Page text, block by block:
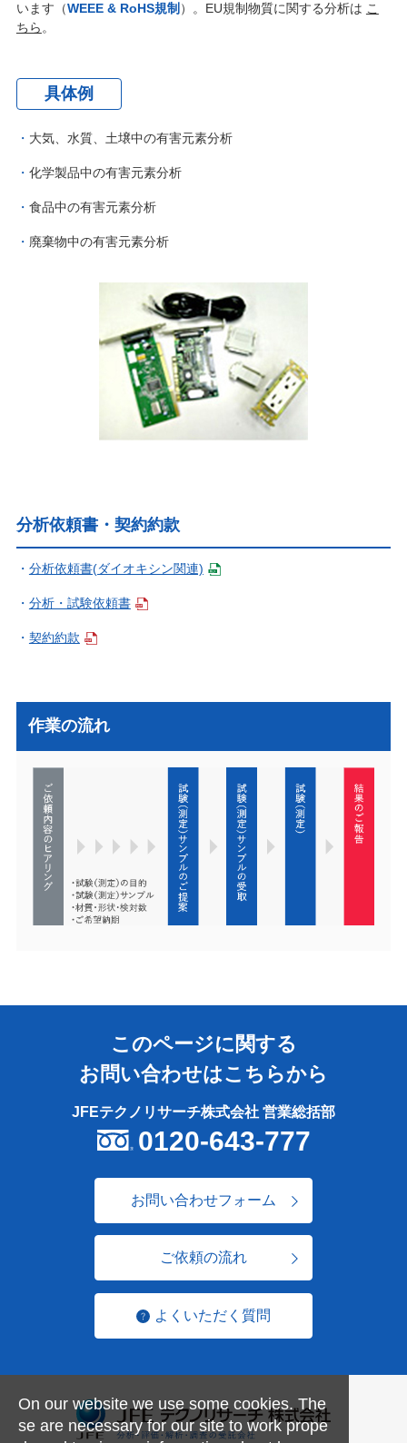
います（WEEE & RoHS規制 ）。EU規制物質に関する分析は こ
ちら 。
具体例
大気、水質、土壌中の有害元素分析
化学製品中の有害元素分析
食品中の有害元素分析
廃棄物中の有害元素分析
分析依頼書・契約約款
分析依頼書(ダイオキシン関連)
分析・試験依頼書
契約約款
作業の流れ
このページに関する
お問い合わせはこちらから
JFEテクノリサーチ株式会社 営業総括部
0120-643-777
お問い合わせフォーム
ご依頼の流れ
よくいただく質問
On our website we use some cookies. The
se are necessary for our site to work prope